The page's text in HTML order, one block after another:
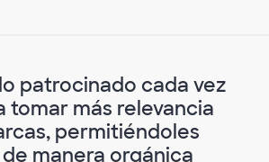
patrocinado cada vez
tomar más relevancia
permitiéndoles
manera orgánica